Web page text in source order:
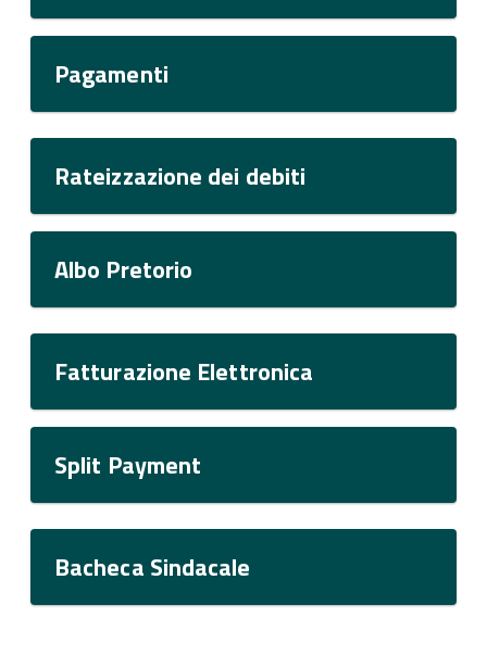
Pagamenti
Rateizzazione dei debiti
Albo Pretorio
Fatturazione Elettronica
Split Payment
Bacheca Sindacale